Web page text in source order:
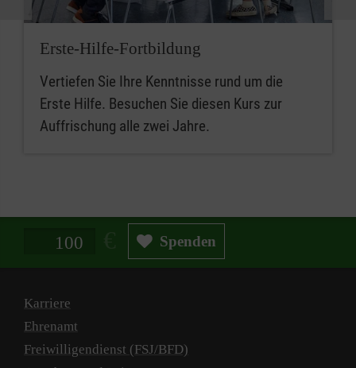
Erste-Hilfe-Fortbildung
Vertiefen Sie Ihre Kenntnisse rund um die
Erste Hilfe. Besuchen Sie diesen Kurs zur
Auffrischung alle zwei Jahre.
Spendenbetrag in Euro Spenden
Karriere
Ehrenamt
Freiwilligendienst (FSJ/BFD)